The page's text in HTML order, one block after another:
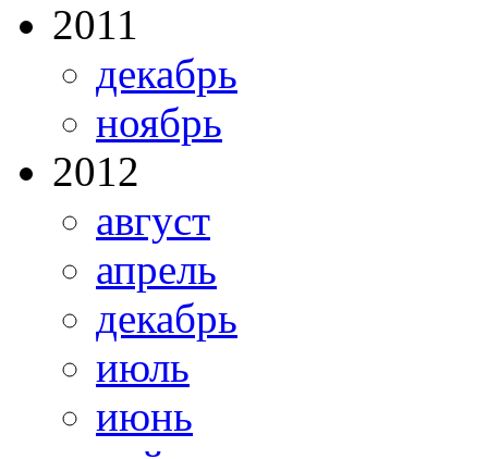
2011
декабрь
ноябрь
2012
август
апрель
декабрь
июль
июнь